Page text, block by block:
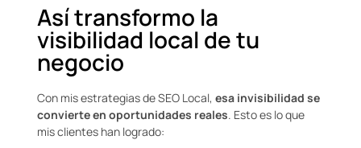
Así transformo la
visibilidad local de tu
negocio
Con mis estrategias de SEO Local, esa invisibilidad se
convierte en oportunidades reales. Esto es lo que
mis clientes han logrado: